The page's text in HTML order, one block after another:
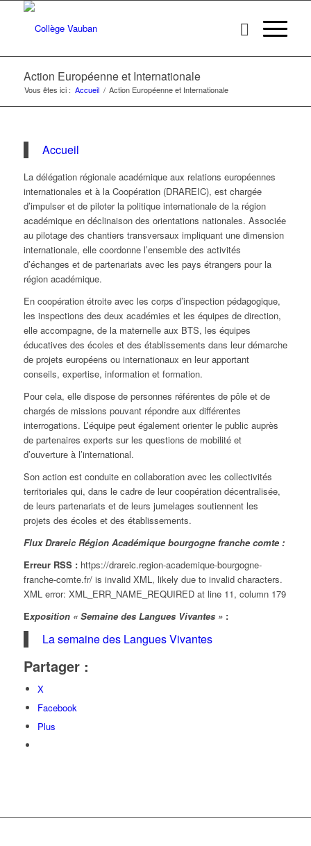
Action Européenne et Internationale
Vous êtes ici : Accueil / Action Européenne et Internationale
Accueil
La délégation régionale académique aux relations européennes
internationales et à la Coopération (DRAREIC), est chargée
d’impulser et de piloter la politique internationale de la région
académique en déclinaison des orientations nationales. Associée
au pilotage des chantiers transversaux impliquant une dimension
internationale, elle coordonne l’ensemble des activités
d’échanges et de partenariats avec les pays étrangers pour la
région académique.
En coopération étroite avec les corps d’inspection pédagogique,
les inspections des deux académies et les équipes de direction,
elle accompagne, de la maternelle aux BTS, les équipes
éducatives des écoles et des établissements dans leur démarche
de projets européens ou internationaux en leur apportant
conseils, expertise, information et formation.
Pour cela, elle dispose de personnes référentes de pôle et de
chargés de missions pouvant répondre aux différentes
interrogations. L’équipe peut également orienter le public auprès
de partenaires experts sur les questions de mobilité et
d’ouverture à l’international.
Son action est conduite en collaboration avec les collectivités
territoriales qui, dans le cadre de leur coopération décentralisée,
de leurs partenariats et de leurs jumelages soutiennent les
projets des écoles et des établissements.
Flux Drareic Région Académique bourgogne franche comte :
Erreur RSS :https://drareic.region-academique-bourgogne-
franche-comte.fr/ is invalid XML, likely due to invalid characters.
XML error: XML_ERR_NAME_REQUIRED at line 11, column 179
Exposition « Semaine des Langues Vivantes »:
La semaine des Langues Vivantes
Partager :
X
Facebook
Plus